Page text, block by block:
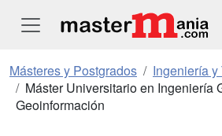
Másteres y Postgrados
Ingeniería
Máster Universitario en Ingeniería
Geoinformación